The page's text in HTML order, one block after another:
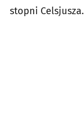
stopni Celsjusza.